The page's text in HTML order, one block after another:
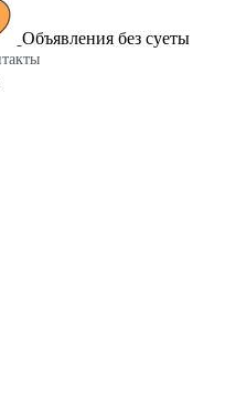
ПВХ
и 3D) - Лестницы для
тепловые насосы) -
Объявления без суеты